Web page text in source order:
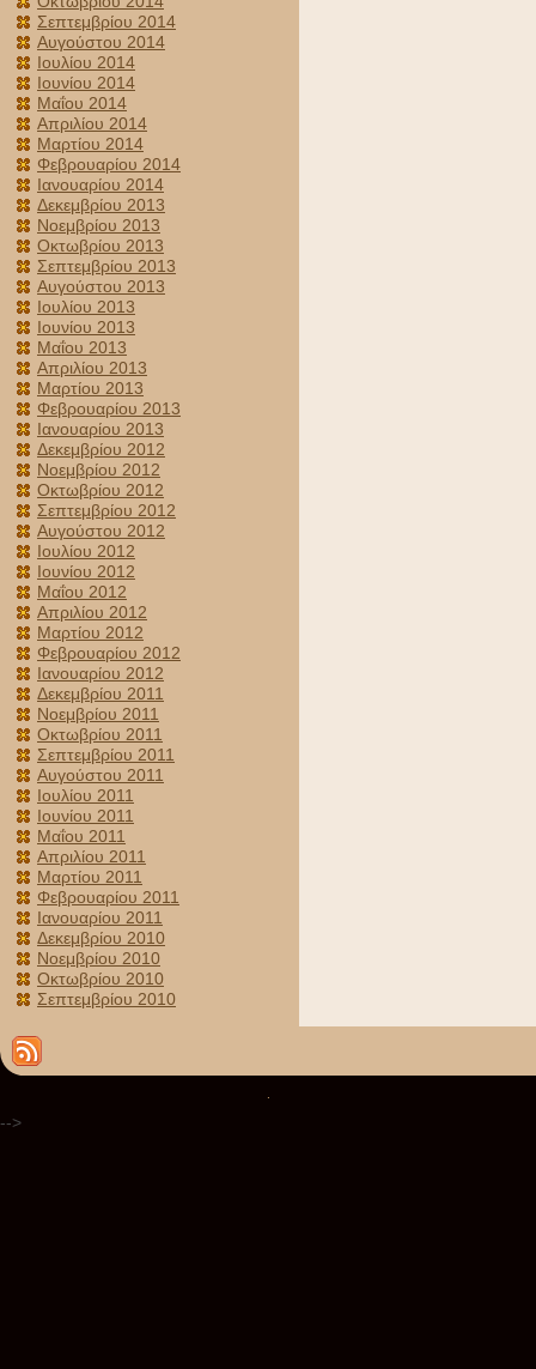
Σεπτεμβρίου 2014
Αυγούστου 2014
Ιουλίου 2014
Ιουνίου 2014
Μαΐου 2014
Απριλίου 2014
Μαρτίου 2014
Φεβρουαρίου 2014
Ιανουαρίου 2014
Δεκεμβρίου 2013
Νοεμβρίου 2013
Οκτωβρίου 2013
Σεπτεμβρίου 2013
Αυγούστου 2013
Ιουλίου 2013
Ιουνίου 2013
Μαΐου 2013
Απριλίου 2013
Μαρτίου 2013
Φεβρουαρίου 2013
Ιανουαρίου 2013
Δεκεμβρίου 2012
Νοεμβρίου 2012
Οκτωβρίου 2012
Σεπτεμβρίου 2012
Αυγούστου 2012
Ιουλίου 2012
Ιουνίου 2012
Μαΐου 2012
Απριλίου 2012
Μαρτίου 2012
Φεβρουαρίου 2012
Ιανουαρίου 2012
Δεκεμβρίου 2011
Νοεμβρίου 2011
Οκτωβρίου 2011
Σεπτεμβρίου 2011
Αυγούστου 2011
Ιουλίου 2011
Ιουνίου 2011
Μαΐου 2011
Απριλίου 2011
Μαρτίου 2011
Φεβρουαρίου 2011
Ιανουαρίου 2011
Δεκεμβρίου 2010
Νοεμβρίου 2010
Οκτωβρίου 2010
Σεπτεμβρίου 2010
-->